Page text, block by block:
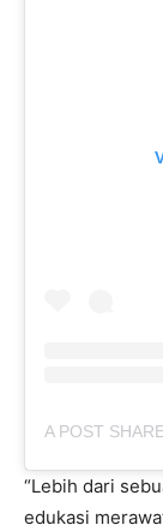
“Lebih dari
edukasi